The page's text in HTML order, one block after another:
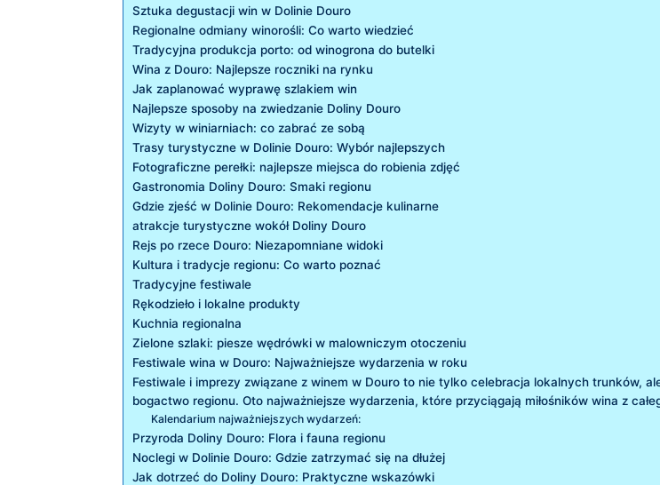
Sztuka ⁣degustacji ​win ‌w⁣ Dolinie Douro
Regionalne odmiany winorośli:‍ Co warto wiedzieć
Tradycyjna produkcja porto: od winogrona ‌do butelki
Wina z Douro: Najlepsze roczniki ⁣na rynku
Jak zaplanować wyprawę ⁤szlakiem win
Najlepsze ⁣sposoby na ⁤zwiedzanie Doliny​ Douro
Wizyty w winiarniach: co⁣ zabrać ze sobą
Trasy turystyczne​ w Dolinie Douro: ⁢Wybór‌ najlepszych
Fotograficzne perełki: najlepsze ‌miejsca​ do robienia zdjęć
Gastronomia Doliny‌ Douro: Smaki⁣ regionu
Gdzie⁣ zjeść w Dolinie‍ Douro: Rekomendacje kulinarne
atrakcje turystyczne wokół Doliny‌ Douro
Rejs po rzece Douro: Niezapomniane⁢ widoki
Kultura i ⁤tradycje regionu: Co ‍warto poznać
Tradycyjne festiwale
Rękodzieło i⁣ lokalne‍ produkty
Kuchnia regionalna
Zielone ⁤szlaki: piesze wędrówki⁢ w malowniczym otoczeniu
Festiwale wina w Douro:⁢ Najważniejsze wydarzenia w roku
Festiwale i imprezy związane z winem w Douro to nie⁣ tylko⁢ celebracja lokalnych ⁢trunków,
bogactwo regionu.‍ Oto najważniejsze wydarzenia, które przyciągają ‌miłośników wina ​z
Kalendarium​ najważniejszych wydarzeń:
Przyroda Doliny Douro: Flora i fauna regionu
Noclegi ‍w Dolinie Douro: Gdzie zatrzymać ⁤się na ​dłużej
Jak dotrzeć do ‍Doliny​ Douro: ⁢Praktyczne⁢ wskazówki